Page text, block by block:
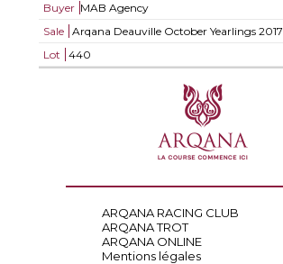
Buyer MAB Agency
Sale
Arqana Deauville October Yearlings 2017
Lot
440
ARQANA RACING CLUB
ARQANA TROT
ARQANA ONLINE
Mentions légales